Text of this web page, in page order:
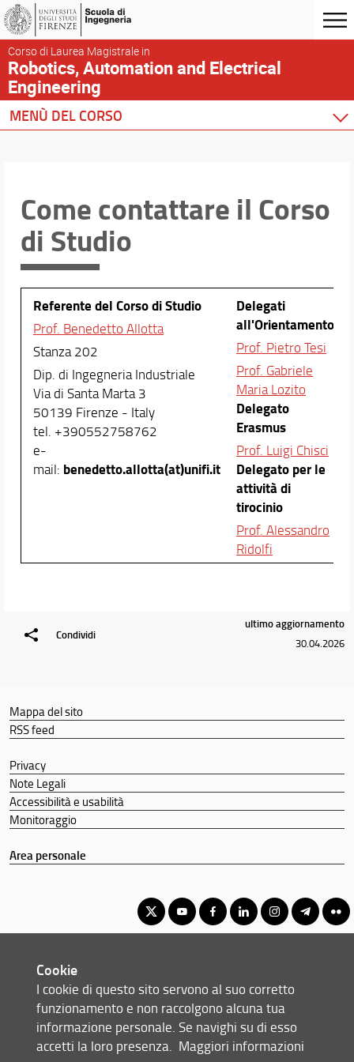
Corso di Laurea Magistrale in
Robotics, Automation and Electrical
Engineering
MENÙ DEL CORSO
Orientamento in itinere
Sportello di orientamento e accoglienza
Servizi per l'inclusione
Come fare per laurearsi
Dopo la laurea...
Contattaci
Crea il tuo Piano di Studio
Orario e calendari
Vivere l'università
Come contattare il Corso
di Studio
Referente del Corso di Studio
Prof. Benedetto Allotta
Stanza 202
Dip. di Ingegneria Industriale
Via di Santa Marta 3
50139 Firenze - Italy
tel. +390552758762
e-
mail: benedetto.allotta(at)unifi.it
Delegati
all'Orientamento
Prof. Pietro Tesi
Prof. Gabriele
Maria Lozito
Delegato
Erasmus
Prof. Luigi Chisci
Delegato per le
attività di
tirocinio
Prof. Alessandro
Ridolfi
Condividi
ultimo aggiornamento
30.04.2026
Mappa del sito
RSS feed
Privacy
Note Legali
Accessibilità e usabilità
Monitoraggio
Area personale
© Copyright 2012-2026 Università degli Studi di Firenze UNIFI
P.IVA/Cod.Fis 01279680480
Via di S. Marta, 3 - 50139 Firenze (FI)
Cookie
I cookie di questo sito servono al suo corretto
funzionamento e non raccolgono alcuna tua
informazione personale. Se navighi su di esso
accetti la loro presenza. Maggiori informazioni